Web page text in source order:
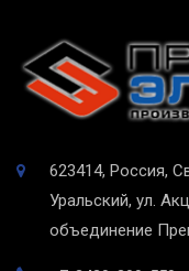
623414, Россия,
Уральский, ул.
объединение